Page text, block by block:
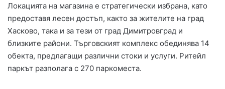
Локацията на магазина е стратегически избрана, като
предоставя лесен достъп, както за жителите на град
Хасково, така и за тези от град Димитровград и
близките райони. Търговският комплекс обединява 14
обекта, предлагащи различни стоки и услуги. Ритейл
паркът разполага с 270 паркоместа.